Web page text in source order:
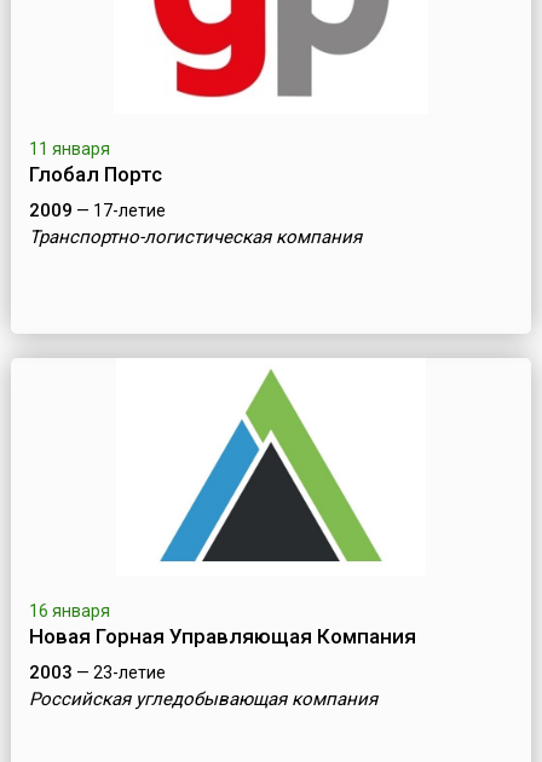
11 января
Глобал Портс
2009 — 17-летие
Транспортно-логистическая компания
16 января
Новая Горная Управляющая Компания
2003 — 23-летие
Российская угледобывающая компания